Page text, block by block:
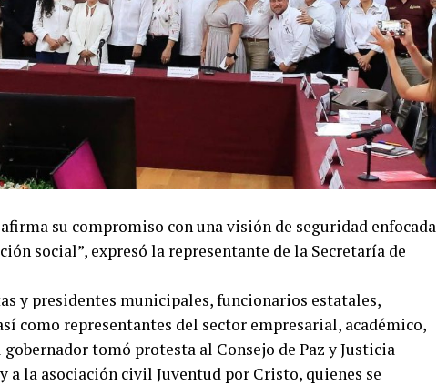
su compromiso con una visión de seguridad enfocada
social”, expresó la representante de la Secretaría de
y presidentes municipales, funcionarios estatales,
como representantes del sector empresarial, académico,
tomó protesta al Consejo de Paz y Justicia
a la asociación civil Juventud por Cristo, quienes se